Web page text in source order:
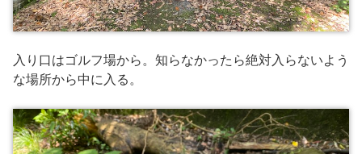
入り口はゴルフ場から。知らなかったら絶対入らないよう
な場所から中に入る。